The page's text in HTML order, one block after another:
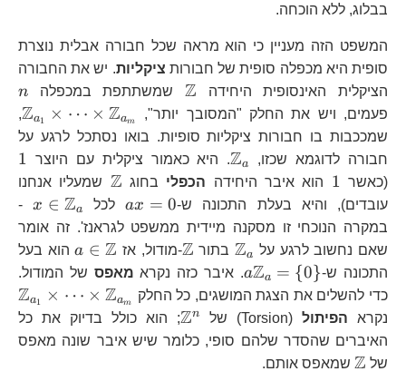
בבלוג, ללא הוכחה.
המשפט הזה מעניין כי הוא מראה שכל חבורה אבלית נוצרת
סופית היא מכפלה סופית של חבורות ציקליות. יש את החבורה
הציקלית האינסופית היחידה
\mathbb{Z}
Z שמשתתפת במכפלה n
פעמים, ויש את החלק "המסובך יותר", Za1 × ⋯ × Zam
,
שמככבות בו חבורות ציקליות סופיות. בואו נסתכל לרגע על
חבורה לדוגמא שכזו,\mathbb{Z}_{a}
Za . היא כאמור ציקלית עם היוצר 1
(כאשר 1 1 הוא איבר היחידה הכפלי בחוג \mathbb{Z}
Z שמעליו אנחנו
עובדים), והיא בעלת התכונה ש-
ax=0
ax = 0 לכל x ∈ Za
-
במקרה הנוכחי זו מסקנה מיידית ממשפט לגראנז'. זה אומר
שאם נחשוב לרגע על\mathbb{Z}_{a}
Za בתור\mathbb{Z}
Z-מודול, אז a ∈ Z
הוא בעל
התכונה ש-
a\mathbb{Z}_{a}=\left\
{ 0\right\}
aZa = {0} . איבר כזה נקרא מאפס של המודול.
כדי להשלים את הצגת המושגים, כל החלק
Za1 × ⋯ × Zam
נקרא הפיתול (Torsion) של
\mathbb{Z}^{n}
Zn
; הוא כולל בדיוק את כל
האיברים שהסדר שלהם סופי, כלומר שיש איבר שונה מאפס
של Z שמאפס אותם.